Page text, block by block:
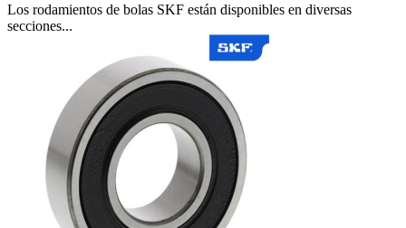
Los rodamientos de bolas SKF están disponibles en diversas
secciones...